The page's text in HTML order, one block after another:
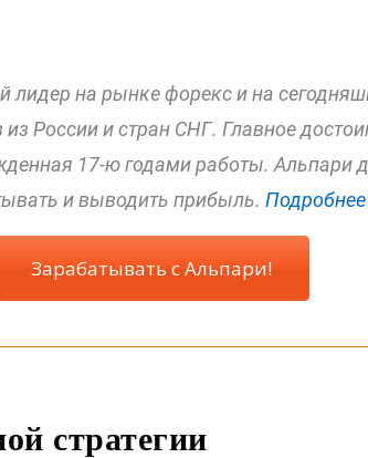
лидер на рынке форекс и на
России и стран СНГ. Главное
17-ю годами работы. Альпари
и выводить прибыль.
Зарабатывать с Альпари!
стратегии